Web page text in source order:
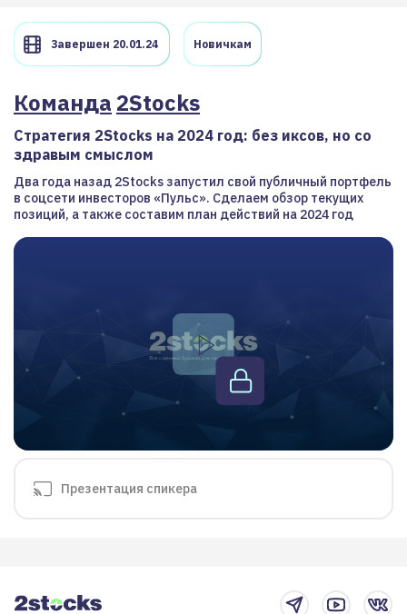
Завершен 20.01.24 Новичкам
Команда2Stocks
Стратегия 2Stocks на 2024 год: без иксов, но со
здравым смыслом
Два года назад 2Stocks запустил свой публичный портфель
в соцсети инвесторов «Пульс». Cделаем обзор текущих
позиций, а также составим план действий на 2024 год
Презентация спикера